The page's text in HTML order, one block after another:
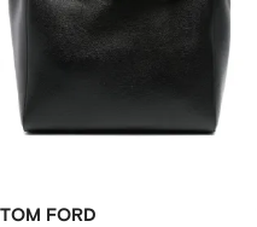
TOM FORD